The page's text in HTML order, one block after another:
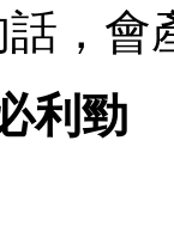
，會
利勁